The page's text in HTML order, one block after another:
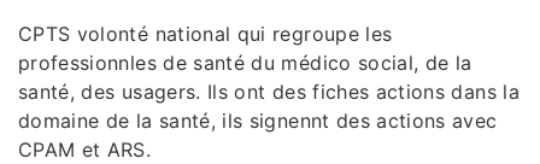
CPTS volonté national qui regroupe les
professionnles de santé du médico social, de la
santé, des usagers. Ils ont des fiches actions dans la
domaine de la santé, ils signennt des actions avec
CPAM et ARS.